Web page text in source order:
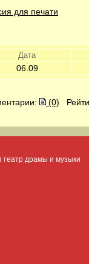
для печати
Дата
06.09
(0)
театр драмы и музыки